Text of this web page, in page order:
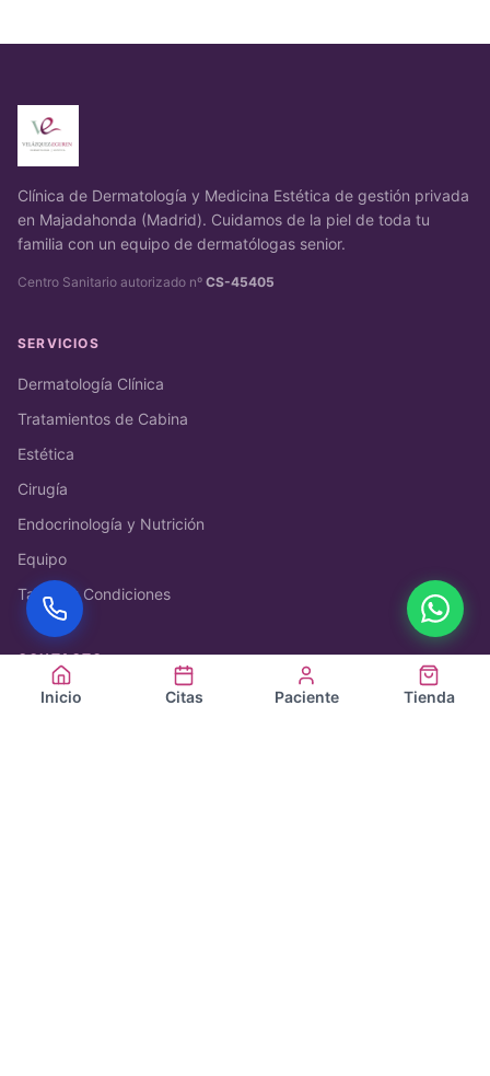
Clínica de Dermatología y Medicina Estética de gestión privada
en Majadahonda (Madrid). Cuidamos de la piel de toda tu
familia con un equipo de dermatólogas senior.
Centro Sanitario autorizado nº CS-45405
SERVICIOS
Dermatología Clínica
Tratamientos de Cabina
Estética
Cirugía
Endocrinología y Nutrición
Equipo
Tarifas y Condiciones
CONTACTO
+34 666 56 31 84
Inicio Citas Paciente Tienda